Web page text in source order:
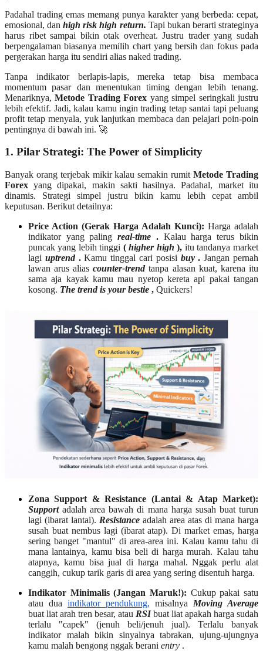
Padahal trading emas memang punya karakter yang berbeda: cepat,
emosional, danhigh risk high return. Tapi bukan berarti strateginya
harus ribet sampai bikin otak overheat. Justru trader yang sudah
berpengalaman biasanya memilih chart yang bersih dan fokus pada
pergerakan harga itu sendiri alias naked trading.
Tanpa indikator berlapis-lapis, mereka tetap bisa membaca
momentum pasar dan menentukan timing dengan lebih tenang.
Menariknya,Metode Trading Forex yang simpel seringkali justru
lebih efektif. Jadi, kalau kamu ingin trading tetap santai tapi peluang
profit tetap menyala, yuk lanjutkan membaca dan pelajari poin-poin
pentingnya di bawah ini. 🚀
1. Pilar Strategi: The Power of Simplicity
Banyak orang terjebak mikir kalau semakin rumitMetode Trading
Forex yang dipakai, makin sakti hasilnya. Padahal, market itu
dinamis. Strategi simpel justru bikin kamu lebih cepat ambil
keputusan. Berikut detailnya:
Price Action (Gerak Harga Adalah Kunci): Harga adalah
indikator yang palingreal-time . Kalau harga terus bikin
puncak yang lebih tinggi ( higher high ), itu tandanya market
lagi uptrend .Kamu tinggal cari posisi buy . Jangan pernah
lawan arus alias counter-trend tanpa alasan kuat, karena itu
sama aja kayak kamu mau nyetop kereta api pakai tangan
kosong. The trend is your bestie , Quickers!
Zona Support & Resistance (Lantai & Atap Market):
Supportadalah area bawah di mana harga susah buat turun
lagi (ibarat lantai). Resistance adalah area atas di mana harga
susah buat nembus lagi (ibarat atap). Di market emas, harga
sering banget "mantul" di area-area ini. Kalau kamu tahu di
mana lantainya, kamu bisa beli di harga murah. Kalau tahu
atapnya, kamu bisa jual di harga mahal. Nggak perlu alat
canggih, cukup tarik garis di area yang sering disentuh harga.
Indikator Minimalis (Jangan Maruk!): Cukup pakai satu
atau dua indikator pendukung, misalnya Moving Average
buat liat arah tren besar, atau RSI buat liat apakah harga sudah
terlalu "capek" (jenuh beli/jenuh jual). Terlalu banyak
indikator malah bikin sinyalnya tabrakan, ujung-ujungnya
kamu malah bengong nggak berani entry .